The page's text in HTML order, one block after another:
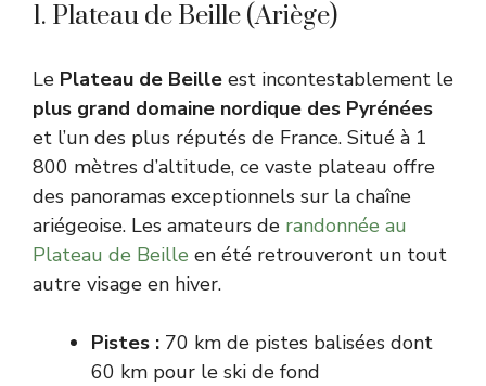
1. Plateau de Beille (Ariège)
Le Plateau de Beille est incontestablement le
plus grand domaine nordique des Pyrénées
et l’un des plus réputés de France. Situé à 1
800 mètres d’altitude, ce vaste plateau offre
des panoramas exceptionnels sur la chaîne
ariégeoise. Les amateurs de randonnée au
Plateau de Beille en été retrouveront un tout
autre visage en hiver.
Pistes : 70 km de pistes balisées dont
60 km pour le ski de fond